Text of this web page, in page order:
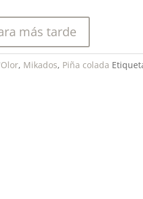
más tarde
, Mikados, Piña colada